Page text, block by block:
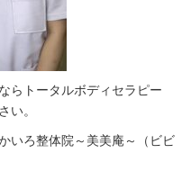
らトータルボディセラピー
い。
いろ整体院～美美庵～（ビビ